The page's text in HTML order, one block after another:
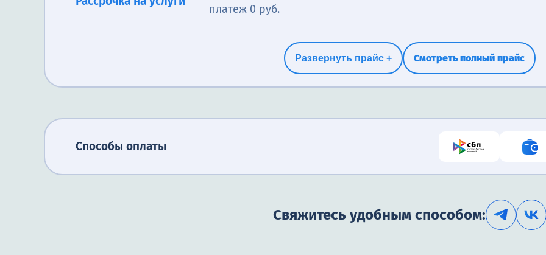
платеж 0 руб.
Развернуть прайс + Смотреть полный прайс
Способы оплаты
Свяжитесь удобным способом: